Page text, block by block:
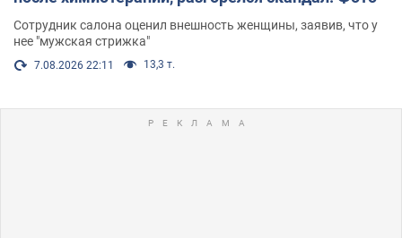
Сотрудник салона оценил внешность женщины, заявив, что у
нее "мужская стрижка"
7.08.2026 22:11 13,3 т.